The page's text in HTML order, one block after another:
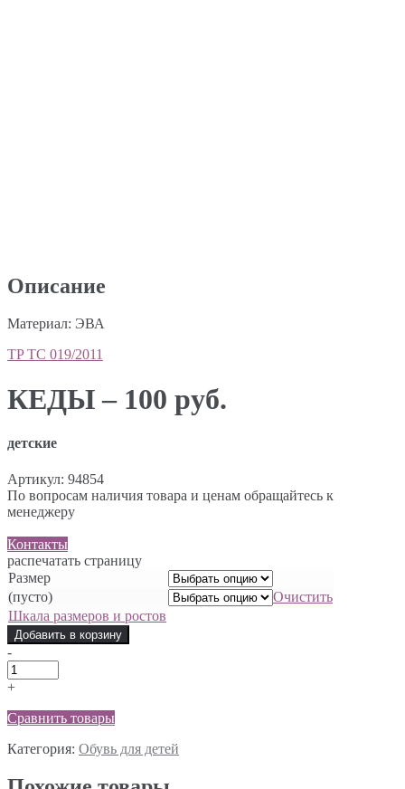
Описание
Материал: ЭВА
TP ТС 019/2011
КЕДЫ – 100 руб.
детские
Артикул: 94854
По вопросам наличия товара и ценам обращайтесь к
менеджеру
Контакты
распечатать страницу
Размер
(пусто)
Очистить
Шкала размеров и ростов
Добавить в корзину
-
+
Сравнить товары
Категория: Обувь для детей